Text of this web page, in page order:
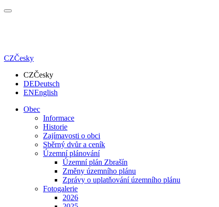
CZČesky
CZČesky
DEDeutsch
ENEnglish
Obec
Informace
Historie
Zajímavosti o obci
Sběrný dvůr a ceník
Územní plánování
Územní plán Zbrašín
Změny územního plánu
Zprávy o uplatňování územního plánu
Fotogalerie
2026